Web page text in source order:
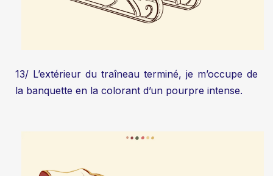
13/ L’extérieur du traîneau terminé, je m’occupe de
la banquette en la colorant d’un pourpre intense.